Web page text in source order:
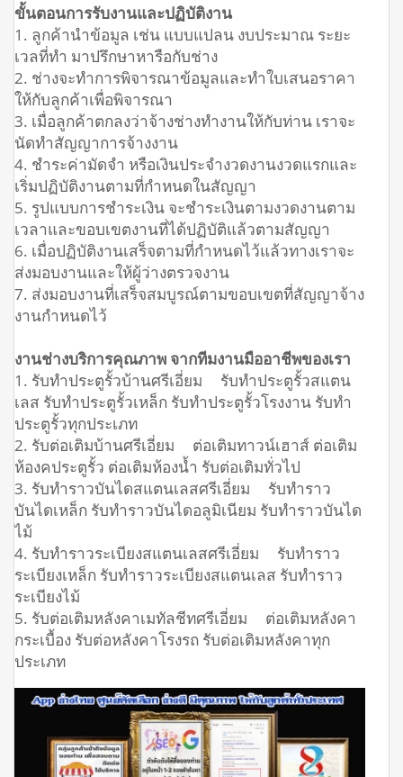
ขั้นตอนการรับงานและปฏิบัติงาน
1. ลูกค้านำข้อมูล เช่น แบบแปลน งบประมาณ ระยะ
เวลที่ทำ มาปรึกษาหารือกับช่าง
2. ช่างจะทำการพิจารณาข้อมูลและทำใบเสนอราคา
ให้กับลูกค้าเพื่อพิจารณา
3. เมื่อลูกค้าตกลงว่าจ้างช่างทำงานให้กับท่าน เราจะ
นัดทำสัญญาการจ้างงาน
4. ชำระค่ามัดจำ หรือเงินประจำงวดงานงวดแรกและ
เริ่มปฏิบัติงานตามที่กำหนดในสัญญา
5. รูปแบบการชำระเงิน จะชำระเงินตามงวดงานตาม
เวลาและขอบเขตงานที่ได้ปฏิบัติแล้วตามสัญญา
6. เมื่อปฏิบัติงานเสร็จตามที่กำหนดไว้แล้วทางเราจะ
ส่งมอบงานและให้ผู้ว่างตรวจงาน
7. ส่งมอบงานที่เสร็จสมบูรณ์ตามขอบเขตที่สัญญาจ้าง
งานกำหนดไว้
งานช่างบริการคุณภาพ จากทีมงานมืออาชีพของเรา
1. รับทำประตูรั้วบ้านศรีเอี่ยม รับทำประตูรั้วสแตน
เลส รับทำประตูรั้วเหล็ก รับทำประตูรั้วโรงงาน รับทำ
ประตูรั้วทุกประเภท
2. รับต่อเติมบ้านศรีเอี่ยม ต่อเติมทาวน์เฮาส์ ต่อเติม
ห้องคประตูรั้ว ต่อเติมห้องน้ำ รับต่อเติมทั่วไป
3. รับทำราวบันไดสแตนเลสศรีเอี่ยม รับทำราว
บันไดเหล็ก รับทำราวบันไดอลูมิเนียม รับทำราวบันได
ไม้
4. รับทำราวระเบียงสแตนเลสศรีเอี่ยม รับทำราว
ระเบียงเหล็ก รับทำราวระเบียงสแตนเลส รับทำราว
ระเบียงไม้
5. รับต่อเติมหลังคาเมทัลชีทศรีเอี่ยม ต่อเติมหลังคา
กระเบื้อง รับต่อหลังคาโรงรถ รับต่อเติมหลังคาทุก
ประเภท